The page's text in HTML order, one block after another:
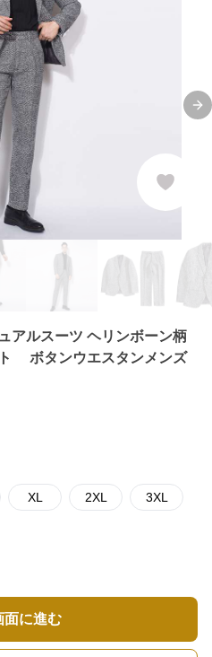
アルスーツ ヘリンボーン柄
ボタンウエスタンメンズ
XL 2XL 3XL
面に進む